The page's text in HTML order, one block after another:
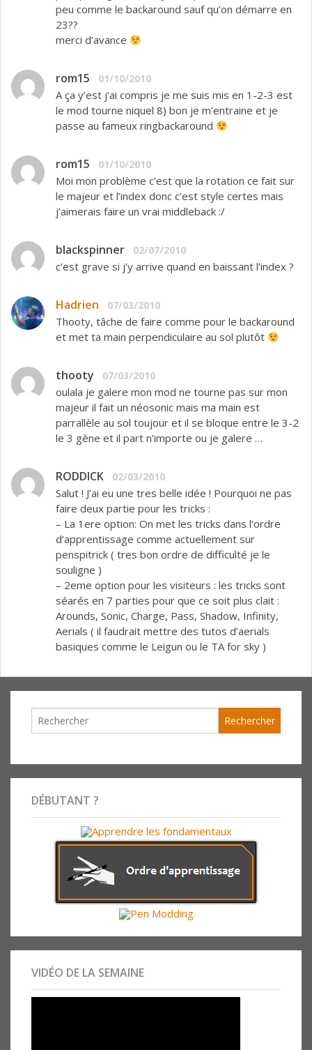
peu comme le backaround sauf qu’on démarre en
23??
merci d’avance
rom15 01/10/2010
A ça y’est j’ai compris je me suis mis en 1-2-3 est
le mod tourne niquel 8) bon je m’entraine et je
passe au fameux ringbackaround
rom15 01/10/2010
Moi mon problème c’est que la rotation ce fait sur
le majeur et l’index donc c’est style certes mais
j’aimerais faire un vrai middleback :/
blackspinner 02/07/2010
c’est grave si j’y arrive quand en baissant l’index ?
Hadrien 07/03/2010
Thooty, tâche de faire comme pour le backaround
et met ta main perpendiculaire au sol plutôt
thooty 07/03/2010
oulala je galere mon mod ne tourne pas sur mon
majeur il fait un néosonic mais ma main est
parrallèle au sol toujour et il se bloque entre le 3-2
le 3 gène et il part n’importe ou je galere …
RODDICK 02/03/2010
Salut ! J’ai eu une tres belle idée ! Pourquoi ne pas
faire deux partie pour les tricks :
– La 1ere option: On met les tricks dans l’ordre
d’apprentissage comme actuellement sur
penspitrick ( tres bon ordre de difficulté je le
souligne )
– 2eme option pour les visiteurs : les tricks sont
séarés en 7 parties pour que ce soit plus clait :
Arounds, Sonic, Charge, Pass, Shadow, Infinity,
Aerials ( il faudrait mettre des tutos d’aerials
basiques comme le Leigun ou le TA for sky )
DÉBUTANT ?
VIDÉO DE LA SEMAINE